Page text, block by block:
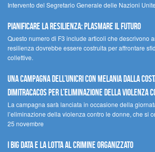
Intervento del Segretario Generale delle Nazioni Unite
Pianificare la resilienza: plasmare il futuro
Questo numero di F3 include articoli che descrivono
resilienza dovrebbe essere costruita per affrontare
collettive.
Una campagna dell’UNICRI con Melania Dalla
Dimitracacos per l’eliminazione della violenza
La campagna sarà lanciata in occasione della
l’eliminazione della violenza contro le donne, che si
25 novembre
I Big Data e la lotta al crimine organizzato